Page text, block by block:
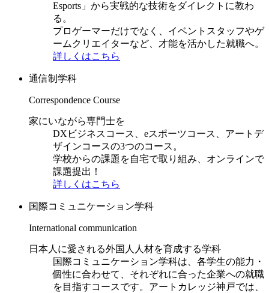
Esports」から実戦的な技術をダイレクトに教わ
る。
プロゲーマーだけでなく、イベントスタッフやゲ
ームクリエイターなど、才能を活かした就職へ。
詳しくはこちら
通信制学科
Correspondence Course
家にいながら専門士を
DXビジネスコース、eスポーツコース、アートデ
ザインコースの3つのコース。
学校からの課題を自宅で取り組み、オンラインで
課題提出！
詳しくはこちら
国際コミュニケーション学科
International communication
日本人に愛される外国人人材を育成する学科
国際コミュニケーション学科は、各学生の能力・
個性に合わせて、それぞれに合った企業への就職
を目指すコースです。アートカレッジ神戸では、